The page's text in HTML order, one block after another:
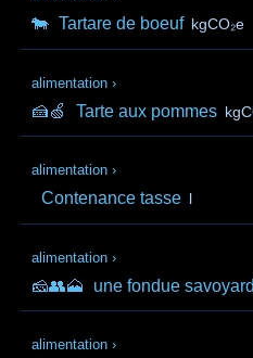
🐄 Tartare de boeuf kgCO₂e
alimentation ›
🍰🍏 Tarte aux pommes
alimentation ›
Contenance tasse l
alimentation ›
🧀👥🗻 une fondue
alimentation ›